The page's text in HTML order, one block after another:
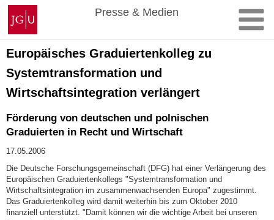
Zum
Inhalt
springen
Johannes
Gutenberg-
Universität
Mainz
Presse & Medien
Europäisches Graduiertenkolleg zu
Systemtransformation und
Wirtschaftsintegration verlängert
Förderung von deutschen und polnischen
Graduierten in Recht und Wirtschaft
17.05.2006
Die Deutsche Forschungsgemeinschaft (DFG) hat einer Verlängerung des
Europäischen Graduiertenkollegs "Systemtransformation und
Wirtschaftsintegration im zusammenwachsenden Europa" zugestimmt.
Das Graduiertenkolleg wird damit weiterhin bis zum Oktober 2010
finanziell unterstützt. "Damit können wir die wichtige Arbeit bei unseren